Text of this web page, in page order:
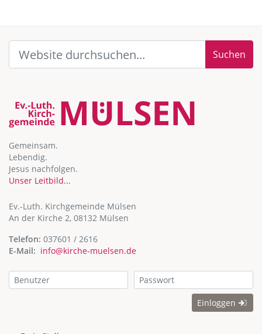
Suchen
Gemeinsam.
Lebendig.
Jesus nachfolgen.
Unser Leitbild...
Ev.-Luth. Kirchgemeinde Mülsen
An der Kirche 2, 08132 Mülsen
Telefon: 037601 / 2616
E-Mail: info@kirche-muelsen.de
Einloggen